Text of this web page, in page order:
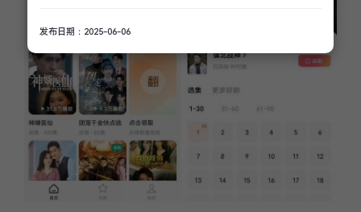
发布日期：2025-06-06